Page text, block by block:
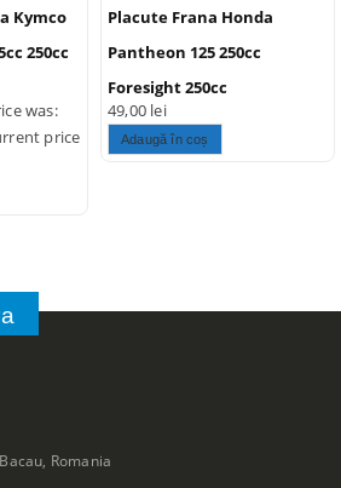
Kymco
250cc
was:
price
Placute Frana Honda
Pantheon 125 250cc
Foresight 250cc
49,00 lei
Adaugă în coș
Romania